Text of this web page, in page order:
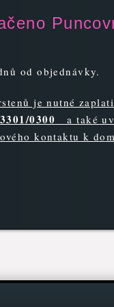
od objednávky.
je nutné
0300 a také
kontaktu k